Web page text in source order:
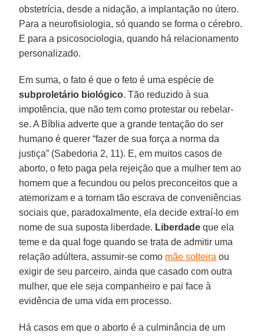
obstetrícia, desde a nidação, a implantação no útero.
Para a neurofisiologia, só quando se forma o cérebro.
E para a psicosociologia, quando há relacionamento
personalizado.
Em suma, o fato é que o feto é uma espécie de
subproletário biológico. Tão reduzido à sua
impotência, que não tem como protestar ou rebelar-
se. A Bíblia adverte que a grande tentação do ser
humano é querer “fazer de sua força a norma da
justiça” (Sabedoria 2, 11). E, em muitos casos de
aborto, o feto paga pela rejeição que a mulher tem ao
homem que a fecundou ou pelos preconceitos que a
atemorizam e a tornam tão escrava de conveniências
sociais que, paradoxalmente, ela decide extraí-lo em
nome de sua suposta liberdade. Liberdade que ela
teme e da qual foge quando se trata de admitir uma
relação adúltera, assumir-se como mãe solteira ou
exigir de seu parceiro, ainda que casado com outra
mulher, que ele seja companheiro e pai face à
evidência de uma vida em processo.
Há casos em que o aborto é a culminância de um